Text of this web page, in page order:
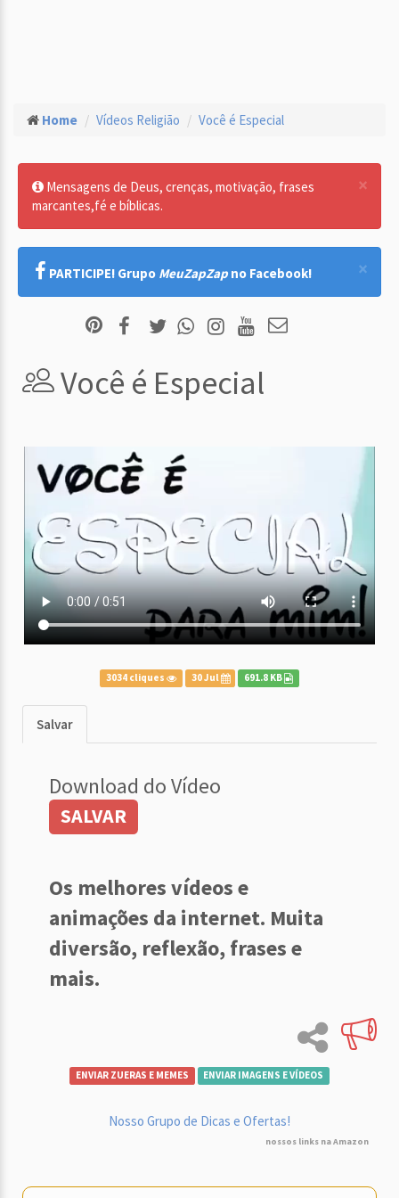
Home Vídeos Religião Você é Especial
×
Mensagens de Deus, crenças, motivação, frases
marcantes,fé e bíblicas.
×
PARTICIPE! Grupo MeuZapZap no Facebook!
Você é Especial
3034 cliques 30 Jul 691.8 KB
Salvar
Download do Vídeo
SALVAR
Os melhores vídeos e
animações da internet. Muita
diversão, reflexão, frases e
mais.
ENVIAR ZUERAS E MEMES ENVIAR IMAGENS E VÍDEOS
Nosso Grupo de Dicas e Ofertas!
nossos links na Amazon